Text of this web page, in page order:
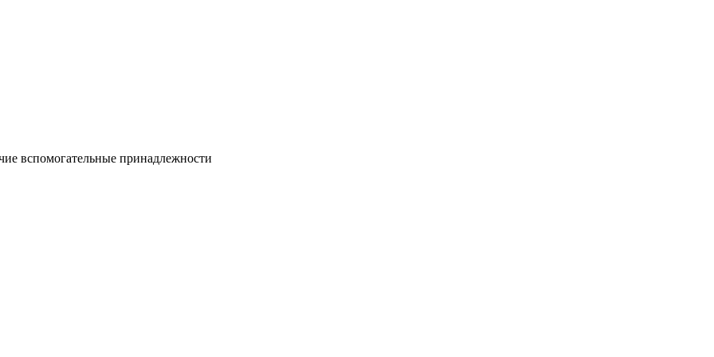
вспомогательные принадлежности